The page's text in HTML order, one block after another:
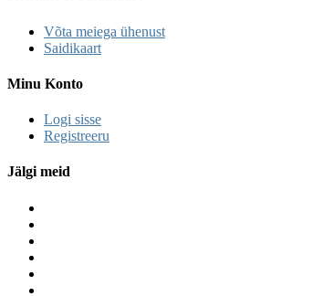
Võta meiega ühenust
Saidikaart
Minu Konto
Logi sisse
Registreeru
Jälgi meid